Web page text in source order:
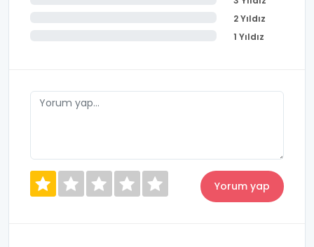
2 Yıldız
1 Yıldız